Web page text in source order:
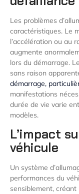
Les problèmes
caractéristiques. Le
l’accélération ou au
augmente
lors du démarrage.
sans raison
démarrage,
manifestations
durée de vie varie
modèles.
L’impact
véhicule
Un système
performances du
sensiblement,